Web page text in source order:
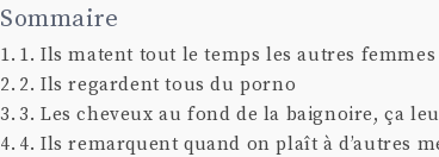
Sommaire
1. Ils matent tout le temps les autres femmes
2. Ils regardent tous du porno
3. Les cheveux au fond de la baignoire, ça
4. Ils remarquent quand on plaît à d’autres